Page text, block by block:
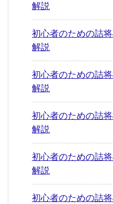
解説
初心者のための詰
解説
初心者のための詰
解説
初心者のための詰
解説
初心者のための詰
解説
初心者のための詰